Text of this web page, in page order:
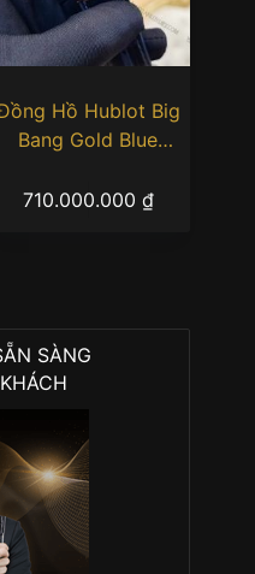
Hồ Hublot Big
Bang Gold Blue
341.PX.7180.LR.1204
710.000.000 ₫
SÀNG